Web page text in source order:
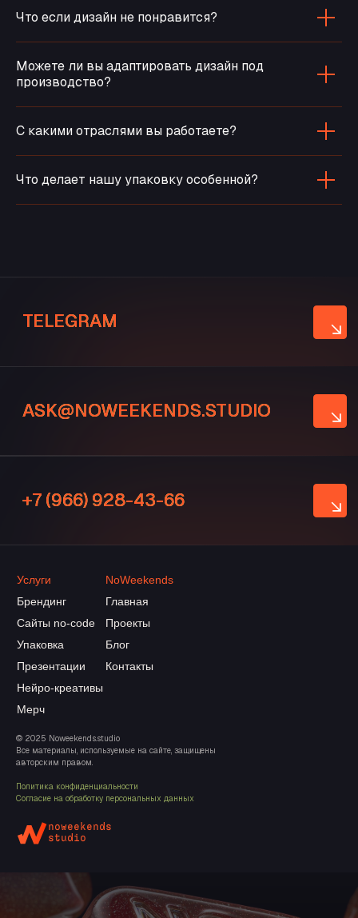
Что если дизайн не понравится?
Можете ли вы адаптировать дизайн под
производство?
С какими отраслями вы работаете?
Что делает нашу упаковку особенной?
noweekends
studio
© 2025 Noweekends.studio
Все материалы, используемые на сайте, защищены
авторским правом.
Политика конфиденциальности
Согласие на обработку персональных данных
Услуги
Брендинг
Сайты no-code
Упаковка
Презентации
Нейро-креативы
Мерч
NoWeekends
Главная
Проекты
Блог
Контакты